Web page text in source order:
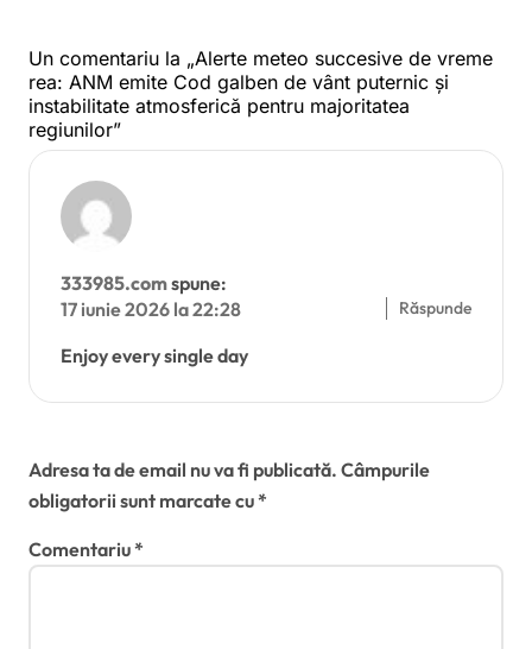
Un comentariu la „Alerte meteo succesive de vreme
rea: ANM emite Cod galben de vânt puternic și
instabilitate atmosferică pentru majoritatea
regiunilor”
333985.comspune:
17 iunie 2026 la 22:28
Enjoy every single day
Răspunde
Adresa ta de email nu va fi publicată. Câmpurile
obligatorii sunt marcate cu*
Comentariu*